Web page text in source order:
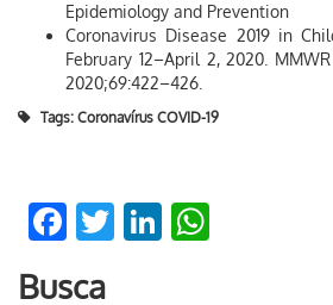
Epidemiology and Prevention
Coronavirus Disease 2019 in
February 12–April 2, 2020.
2020;69:422–426.
Tags: Coronavírus COVID-19
Facebook
TwitterLinkedIn
Busca